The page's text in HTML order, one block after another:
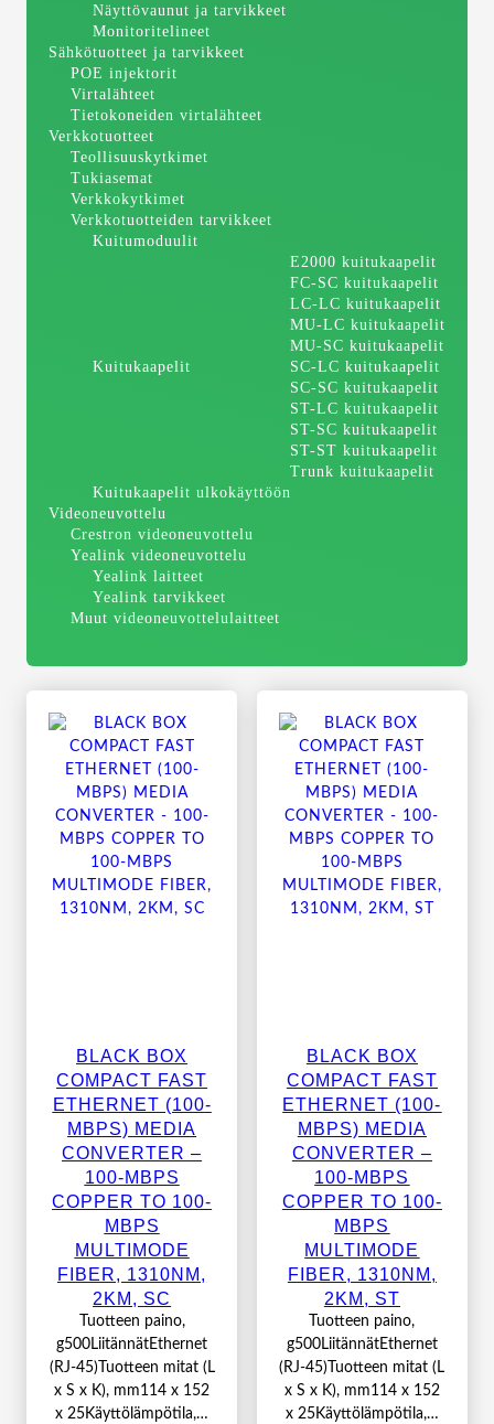
Näyttövaunut ja tarvikkeet
Monitoritelineet
Sähkötuotteet ja tarvikkeet
POE injektorit
Virtalähteet
Tietokoneiden virtalähteet
Verkkotuotteet
Teollisuuskytkimet
Tukiasemat
Verkkokytkimet
Verkkotuotteiden tarvikkeet
Kuitumoduulit
Kuitukaapelit
E2000 kuitukaapelit
FC-SC kuitukaapelit
LC-LC kuitukaapelit
MU-LC kuitukaapelit
MU-SC kuitukaapelit
SC-LC kuitukaapelit
SC-SC kuitukaapelit
ST-LC kuitukaapelit
ST-SC kuitukaapelit
ST-ST kuitukaapelit
Trunk kuitukaapelit
Kuitukaapelit ulkokäyttöön
Videoneuvottelu
Crestron videoneuvottelu
Yealink videoneuvottelu
Yealink laitteet
Yealink tarvikkeet
Muut videoneuvottelulaitteet
BLACK BOX
COMPACT FAST
ETHERNET (100-
MBPS) MEDIA
CONVERTER –
100-MBPS
COPPER TO 100-
MBPS
MULTIMODE
FIBER, 1310NM,
2KM, SC
Tuotteen paino,
g500LiitännätEthernet
(RJ-45)Tuotteen mitat (L
x S x K), mm114 x 152
x 25Käyttölämpötila,…
BLACK BOX
COMPACT FAST
ETHERNET (100-
MBPS) MEDIA
CONVERTER –
100-MBPS
COPPER TO 100-
MBPS
MULTIMODE
FIBER, 1310NM,
2KM, ST
Tuotteen paino,
g500LiitännätEthernet
(RJ-45)Tuotteen mitat (L
x S x K), mm114 x 152
x 25Käyttölämpötila,…